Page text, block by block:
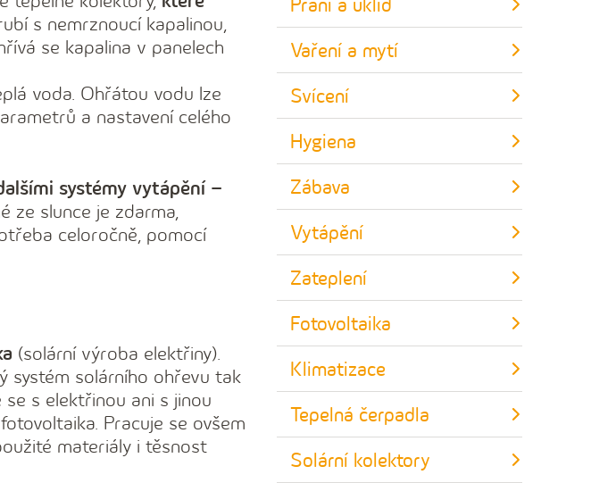
s nemrznoucí kapalinou,
se kapalina v panelech
voda. Ohřátou vodu lze
a nastavení celého
systémy vytápění –
ze slunce je zdarma,
celoročně, pomocí
(solární výroba elektřiny).
systém solárního ohřevu tak
s elektřinou ani s jinou
Pracuje se ovšem
materiály i těsnost
Praní a úklid
Vaření a mytí
Svícení
Hygiena
Zábava
Vytápění
Zateplení
Fotovoltaika
Klimatizace
Tepelná čerpadla
Solární kolektory